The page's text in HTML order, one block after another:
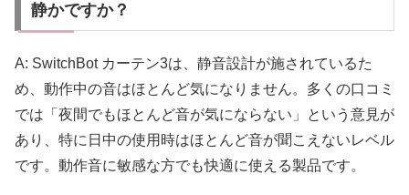
静かですか？
A: SwitchBot カーテン3は、静音設計が施されているた
め、動作中の音はほとんど気になりません。多くの口コミ
では「夜間でもほとんど音が気にならない」という意見が
あり、特に日中の使用時はほとんど音が聞こえないレベル
です。動作音に敏感な方でも快適に使える製品です。